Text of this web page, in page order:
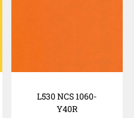
L530 NCS 1060-
Y40R